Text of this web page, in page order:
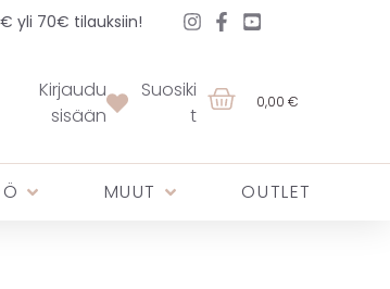
yli 70€ tilauksiin!
Kirjaudu
sisään
Suosiki
t
0,00 €
MUUT OUTLET